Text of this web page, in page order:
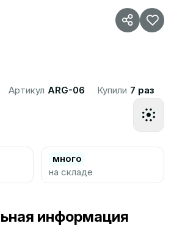
Артикул ARG-06 Купили 7 раз
много
на складе
информация